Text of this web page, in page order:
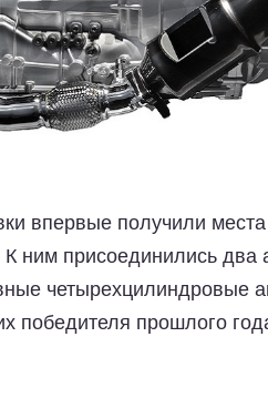
впервые получили
ним присоединились два
четырехцилиндровые
победителя прошлого